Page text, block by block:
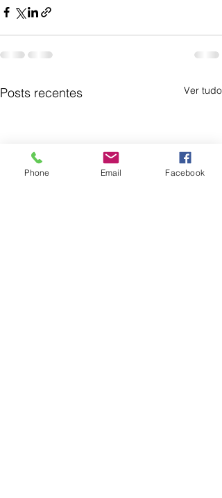
Posts recentes Ver tudo
Phone Email Facebook